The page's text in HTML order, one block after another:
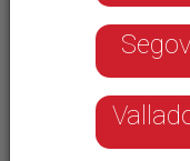
08/07/2026
La triatleta
recorrido por las
final de
Mundo, en